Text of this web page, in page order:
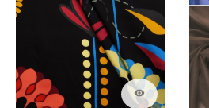
visibility